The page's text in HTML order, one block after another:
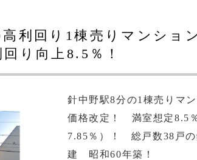
利回り1棟売りマンショ
り向上8.5％！
針中野駅8分の1棟売りマ
価格改定！ 満室想定8.5
7.85％）！ 総戸数38戸の
建 昭和60年築！